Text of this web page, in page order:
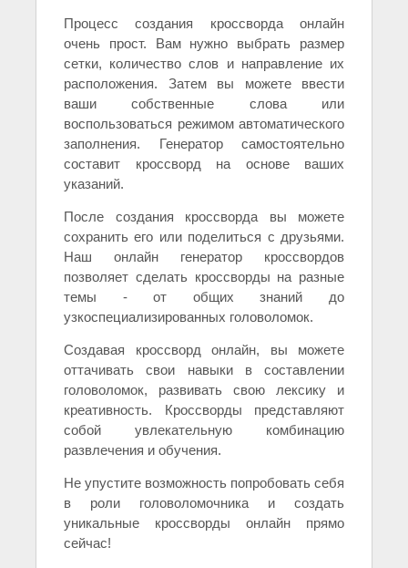
Процесс создания кроссворда онлайн
очень прост. Вам нужно выбрать размер
сетки, количество слов и направление их
расположения. Затем вы можете ввести
ваши собственные слова или
воспользоваться режимом автоматического
заполнения. Генератор самостоятельно
составит кроссворд на основе ваших
указаний.
После создания кроссворда вы можете
сохранить его или поделиться с друзьями.
Наш онлайн генератор кроссвордов
позволяет сделать кроссворды на разные
темы - от общих знаний до
узкоспециализированных головоломок.
Создавая кроссворд онлайн, вы можете
оттачивать свои навыки в составлении
головоломок, развивать свою лексику и
креативность. Кроссворды представляют
собой увлекательную комбинацию
развлечения и обучения.
Не упустите возможность попробовать себя
в роли головоломочника и создать
уникальные кроссворды онлайн прямо
сейчас!